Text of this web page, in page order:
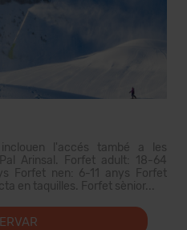
l'accés també a les
Arinsal. Forfet adult: 18-64
Forfet nen: 6-11 anys Forfet
en taquilles. Forfet sènior...